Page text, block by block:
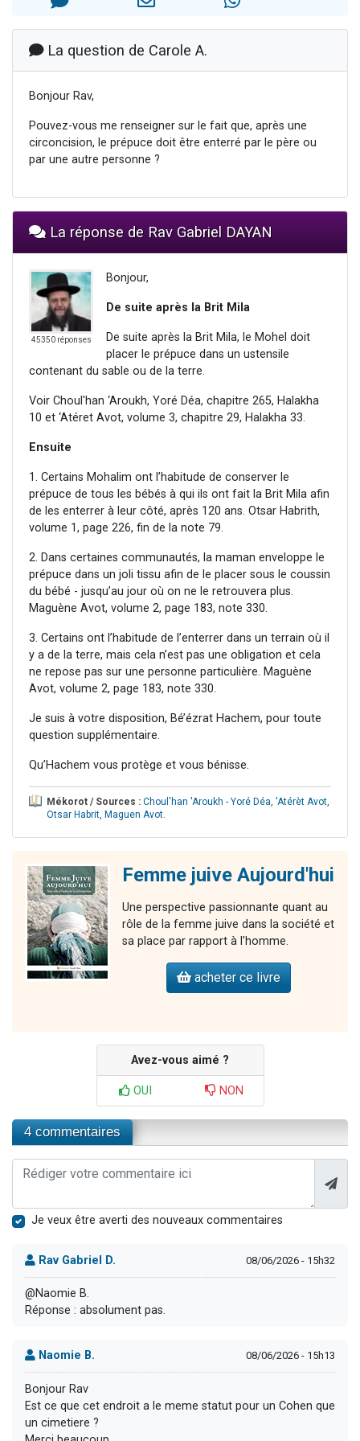
La question de Carole A.
Bonjour Rav,
Pouvez-vous me renseigner sur le fait que, après une
circoncision, le prépuce doit être enterré par le père ou
par une autre personne ?
La réponse de Rav Gabriel DAYAN
45350 réponses
Bonjour,
De suite après la Brit Mila
De suite après la Brit Mila, le Mohel doit
placer le prépuce dans un ustensile
contenant du sable ou de la terre.
Voir Choul'han ‘Aroukh, Yoré Déa, chapitre 265, Halakha
10 et ‘Atéret Avot, volume 3, chapitre 29, Halakha 33.
Ensuite
1. Certains Mohalim ont l’habitude de conserver le
prépuce de tous les bébés à qui ils ont fait la Brit Mila afin
de les enterrer à leur côté, après 120 ans. Otsar Habrith,
volume 1, page 226, fin de la note 79.
2. Dans certaines communautés, la maman enveloppe le
prépuce dans un joli tissu afin de le placer sous le coussin
du bébé - jusqu’au jour où on ne le retrouvera plus.
Maguène Avot, volume 2, page 183, note 330.
3. Certains ont l’habitude de l’enterrer dans un terrain où il
y a de la terre, mais cela n’est pas une obligation et cela
ne repose pas sur une personne particulière. Maguène
Avot, volume 2, page 183, note 330.
Je suis à votre disposition, Bé’ézrat Hachem, pour toute
question supplémentaire.
Qu’Hachem vous protège et vous bénisse.
Mékorot / Sources : Choul'han 'Aroukh - Yoré Déa, 'Atérèt Avot,
Otsar Habrit, Maguen Avot.
Femme juive Aujourd'hui
Une perspective passionnante quant au
rôle de la femme juive dans la société et
sa place par rapport à l'homme.
acheter ce livre
Avez-vous aimé ?
OUI NON
4 commentaires
Je veux être averti des nouveaux commentaires
Rav Gabriel D. 08/06/2026 - 15h32
@Naomie B.
Réponse : absolument pas.
Naomie B. 08/06/2026 - 15h13
Bonjour Rav
Est ce que cet endroit a le meme statut pour un Cohen que
un cimetiere ?